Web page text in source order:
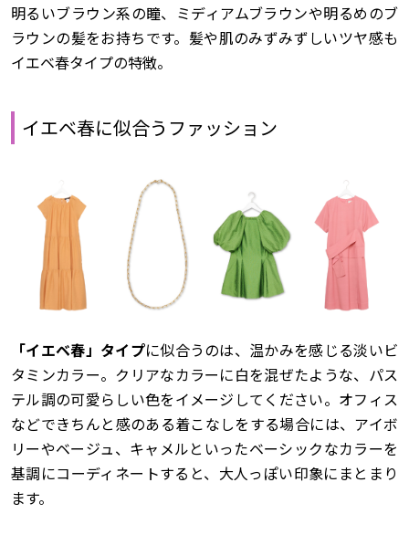
明るいブラウン系の瞳、ミディアムブラウンや明るめのブ
ラウンの髪をお持ちです。髪や肌のみずみずしいツヤ感も
イエベ春タイプの特徴。
イエベ春に似合うファッション
「イエベ春」タイプに似合うのは、温かみを感じる淡いビ
タミンカラー。クリアなカラーに白を混ぜたような、パス
テル調の可愛らしい色をイメージしてください。オフィス
などできちんと感のある着こなしをする場合には、アイボ
リーやベージュ、キャメルといったベーシックなカラーを
基調にコーディネートすると、大人っぽい印象にまとまり
ます。